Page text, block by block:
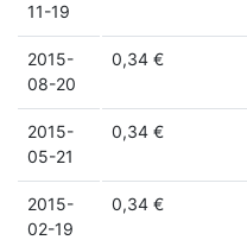
11-19
2015-
08-20
0,34 €
2015-
05-21
0,34 €
2015-
02-19
0,34 €